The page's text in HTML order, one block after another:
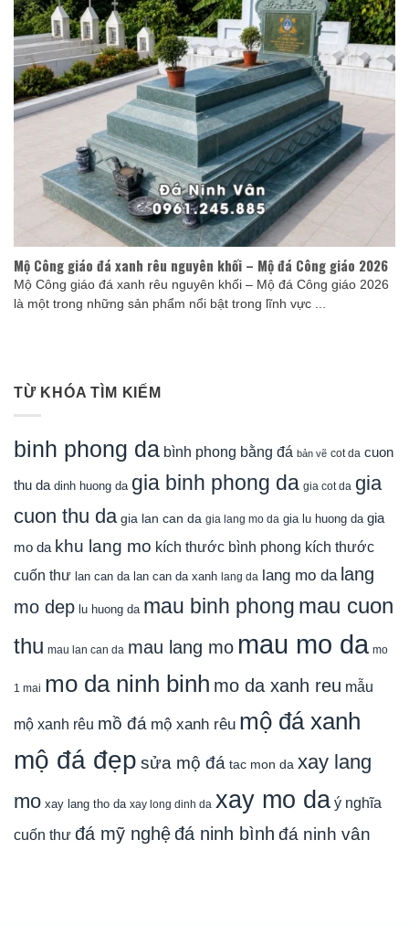
Mộ Công giáo đá xanh rêu nguyên khối – Mộ đá Công giáo 2026
Mộ Công giáo đá xanh rêu nguyên khối – Mộ đá Công giáo 2026
là một trong những sản phẩm nổi bật trong lĩnh vực ...
TỪ KHÓA TÌM KIẾM
binh phong da bình phong bằng đá bản vẽ cot da cuon
thu da dinh huong da gia binh phong da gia cot da gia
cuon thu da gia lan can da gia lang mo da gia lu huong da gia
mo da khu lang mo kích thước bình phong kích thước
cuốn thư lan can da lan can da xanh lang da lang mo da lang
mo dep lu huong da mau binh phong mau cuon
thu mau lan can da mau lang mo mau mo da mo
1 mai mo da ninh binh mo da xanh reu mẫu
mộ xanh rêu mồ đá mộ xanh rêu mộ đá xanh
mộ đá đẹp sửa mộ đá tac mon da xay lang
mo xay lang tho da xay long dinh da xay mo da ý nghĩa
cuốn thư đá mỹ nghệđá ninh bình đá ninh vân